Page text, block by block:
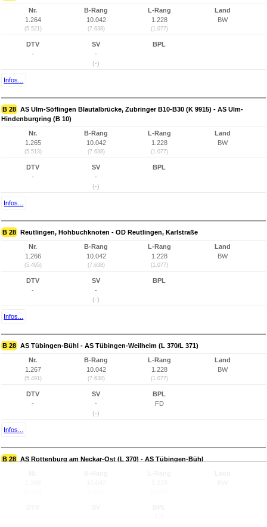
Nr.
1.264
(5.521)
B-Rang
10.042
(7.638)
L-Rang
1.228
(1.077)
Land
BW
DTV
-
SV
-
(-)
BPL
Infos...
B 28 AS Ulm-Söflingen Blautalbrücke, Zubringer B10-B30 (K 9915) - AS Ulm-
Hindenburgring (B 10)
Nr.
1.265
(5.513)
B-Rang
10.042
(7.638)
L-Rang
1.228
(1.077)
Land
BW
DTV
-
SV
-
(-)
BPL
Infos...
B 28 Reutlingen, Hohbuchknoten - OD Reutlingen, Karlstraße
Nr.
1.266
(5.495)
B-Rang
10.042
(7.638)
L-Rang
1.228
(1.077)
Land
BW
DTV
-
SV
-
(-)
BPL
Infos...
B 28 AS Tübingen-Bühl - AS Tübingen-Weilheim (L 370/L 371)
Nr.
1.267
(5.491)
B-Rang
10.042
(7.638)
L-Rang
1.228
(1.077)
Land
BW
DTV
-
SV
-
(-)
BPL
FD
Infos...
B 28 AS Rottenburg am Neckar-Ost (L 370) - AS Tübingen-Bühl